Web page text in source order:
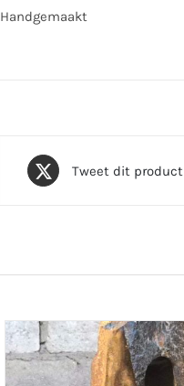
Handgemaakt
Tweet dit product